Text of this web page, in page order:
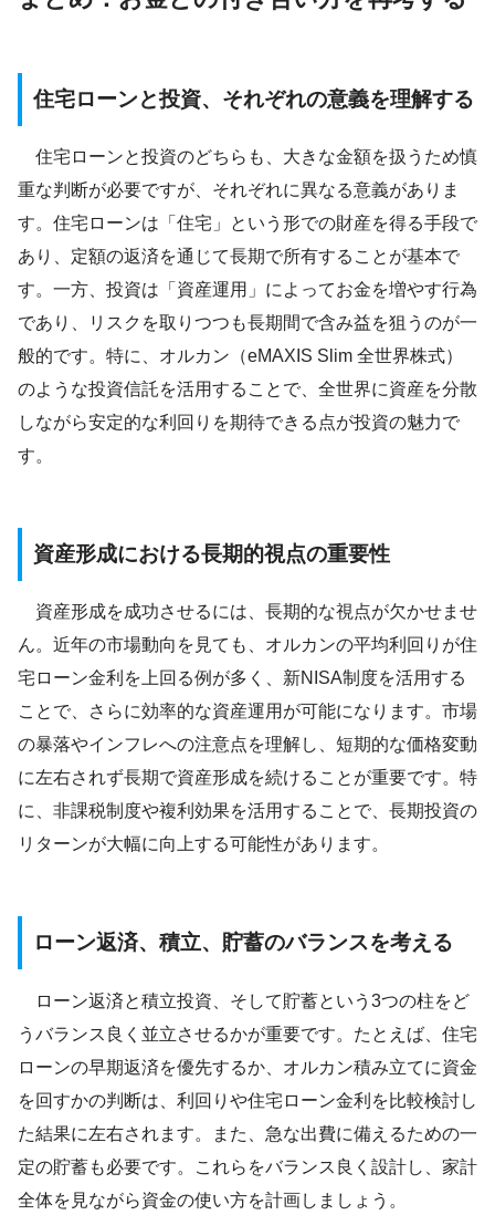
住宅ローンと投資、それぞれの意義を理解する
住宅ローンと投資のどちらも、大きな金額を扱うため慎
重な判断が必要ですが、それぞれに異なる意義がありま
す。住宅ローンは「住宅」という形での財産を得る手段で
あり、定額の返済を通じて長期で所有することが基本で
す。一方、投資は「資産運用」によってお金を増やす行為
であり、リスクを取りつつも長期間で含み益を狙うのが一
般的です。特に、オルカン（eMAXIS Slim 全世界株式）
のような投資信託を活用することで、全世界に資産を分散
しながら安定的な利回りを期待できる点が投資の魅力で
す。
資産形成における長期的視点の重要性
資産形成を成功させるには、長期的な視点が欠かせませ
ん。近年の市場動向を見ても、オルカンの平均利回りが住
宅ローン金利を上回る例が多く、新NISA制度を活用する
ことで、さらに効率的な資産運用が可能になります。市場
の暴落やインフレへの注意点を理解し、短期的な価格変動
に左右されず長期で資産形成を続けることが重要です。特
に、非課税制度や複利効果を活用することで、長期投資の
リターンが大幅に向上する可能性があります。
ローン返済、積立、貯蓄のバランスを考える
ローン返済と積立投資、そして貯蓄という3つの柱をど
うバランス良く並立させるかが重要です。たとえば、住宅
ローンの早期返済を優先するか、オルカン積み立てに資金
を回すかの判断は、利回りや住宅ローン金利を比較検討し
た結果に左右されます。また、急な出費に備えるための一
定の貯蓄も必要です。これらをバランス良く設計し、家計
全体を見ながら資金の使い方を計画しましょう。